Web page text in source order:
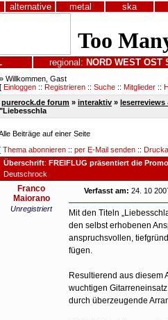
alternative metal ska
regional: NORD WEST OST
» Willkommen, Gast
[ Einloggen :: Registrieren :: Suche :: Mitglieder ::
purerock.de forum » interaktiv » leserreviews
"Liebesschla
Beiträge auf einer Seite
Thema abonnieren :: per E-Mail senden ::
Überschrift: FREIFLUG präsentiert die
Deutschrock
Franco
Maiorano
Unregistriert
Verfasst am: 24. 10
Mit den Titeln
den selbst erhobenen
anspruchsvollen,
fügen.
Resultierend aus diesem
wuchtigen
durch überzeugende